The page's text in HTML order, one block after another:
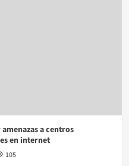
a centros
en internet
105